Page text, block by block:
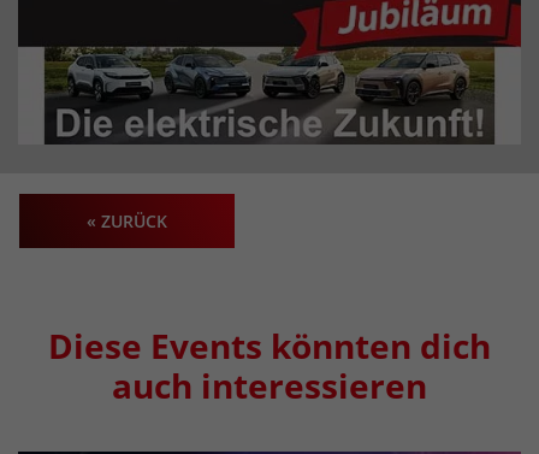
« ZURÜCK
Diese Events könnten dich
auch interessieren